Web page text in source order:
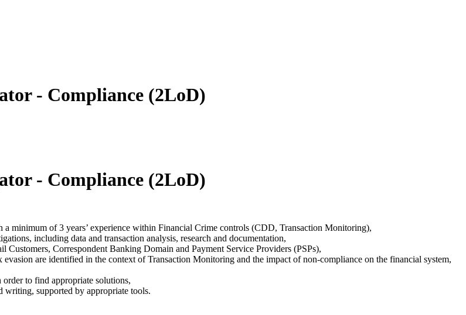
- Compliance (2LoD)
- Compliance (2LoD)
minimum of 3 years’ experience within Financial Crime controls (CDD, Transaction Monitoring),
including data and transaction analysis, research and documentation,
Correspondent Banking Domain and Payment Service Providers (PSPs),
are identified in the context of Transaction Monitoring and the impact of non-compliance on the financial system,
to find appropriate solutions,
writing, supported by appropriate tools.